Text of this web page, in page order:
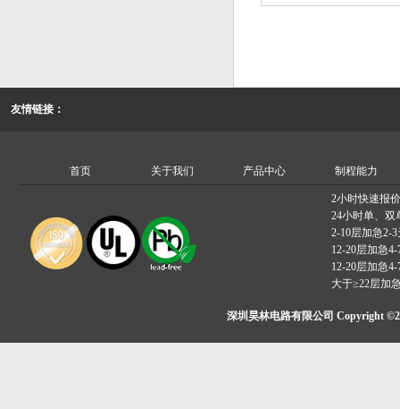
友情链接：
首页 关于我们 产品中心 制程能力
2小时快速报价
24小时单、双
2-10层加急2-3
12-20层加急4-
12-20层加急4-
大于≥22层加
深圳昊林电路有限公司 Copyright